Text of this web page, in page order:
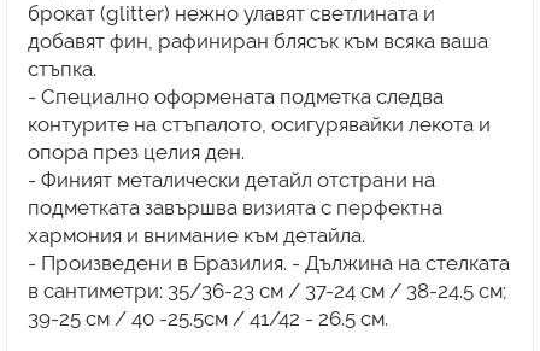
брокат (glitter) нежно улавят светлината и
добавят фин, рафиниран блясък към всяка ваша
стъпка.
- Специално оформената подметка следва
контурите на стъпалото, осигурявайки лекота и
опора през целия ден.
- Финият металически детайл отстрани на
подметката завършва визията с перфектна
хармония и внимание към детайла.
- Произведени в Бразилия. - Дължина на стелката
в сантиметри: 35/36-23 см / 37-24 см / 38-24.5 см;
39-25 см / 40 -25.5см / 41/42 - 26.5 см.